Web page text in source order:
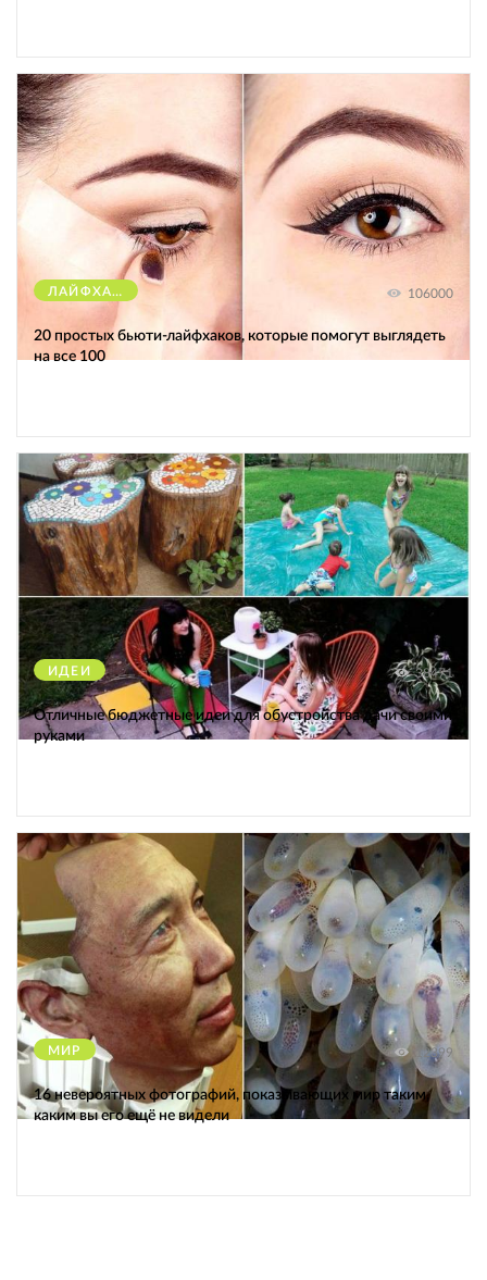
ЛАЙФХАКИ 106000
20 простых бьюти-лайфхаков, которые помогут выглядеть
на все 100
ИДЕИ 38471
Отличные бюджетные идеи для обустройства дачи своими
руками
МИР 12399
16 невероятных фотографий, показывающих мир таким,
каким вы его ещё не видели